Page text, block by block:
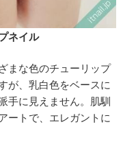
ネイル
まな色のチューリップ
が、乳白色をベースに
手に見えません。肌馴
ートで、エレガントに